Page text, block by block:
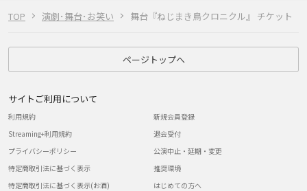
TOP 演劇･舞台･お笑い 舞台『ねじまき鳥クロニクル』 チケット
ページトップへ
サイトご利用について
利用規約
Streaming+利用規約
プライバシーポリシー
特定商取引法に基づく表示
特定商取引法に基づく表示(お酒)
新規会員登録
退会受付
公演中止・延期・変更
推奨環境
はじめての方へ